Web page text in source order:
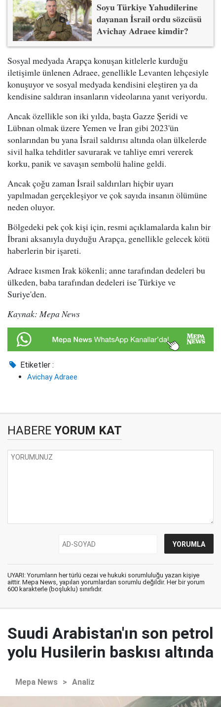
Soyu Türkiye Yahudilerine
dayanan İsrail ordu sözcüsü
Avichay Adraee kimdir?
Sosyal medyada Arapça konuşan kitlelerle kurduğu
iletişimle ünlenen Adraee, genellikle Levanten lehçesiyle
konuşuyor ve sosyal medyada kendisini eleştiren ya da
kendisine saldıran insanların videolarına yanıt veriyordu.
Ancak özellikle son iki yılda, başta Gazze Şeridi ve
Lübnan olmak üzere Yemen ve İran gibi 2023'ün
sonlarından bu yana İsrail saldırısı altında olan ülkelerde
sivil halka tehditler savurarak ve tahliye emri vererek
korku, panik ve savaşın sembolü haline geldi.
Ancak çoğu zaman İsrail saldırıları hiçbir uyarı
yapılmadan gerçekleşiyor ve çok sayıda insanın ölümüne
neden oluyor.
Bölgedeki pek çok kişi için, resmi açıklamalarda kalın bir
İbrani aksanıyla duyduğu Arapça, genellikle gelecek kötü
haberlerin bir işareti.
Adraee kısmen Irak kökenli; anne tarafından dedeleri bu
ülkeden, baba tarafından dedeleri ise Türkiye ve
Suriye'den.
Kaynak: Mepa News
Etiketler :
Avichay Adraee
HABERE YORUM KAT
UYARI: Yorumların her türlü cezai ve hukuki sorumluluğu yazan kişiye
aittir. Mepa News, yapılan yorumlardan sorumlu değildir. Her bir yorum
600 karakterle (boşluklu) sınırlıdır.
Suudi Arabistan'ın son petrol
yolu Husilerin baskısı altında
Mepa News > Analiz